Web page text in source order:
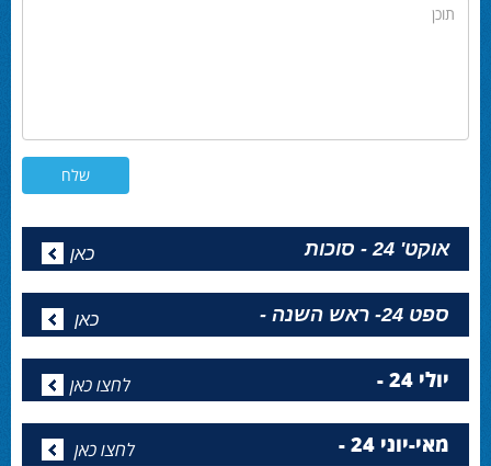
תוכן
אוקט' 24 - סוכות כאן
ספט 24- ראש השנה - כאן
יולי 24 - לחצו כאן
מאי-יוני 24 - לחצו כאן